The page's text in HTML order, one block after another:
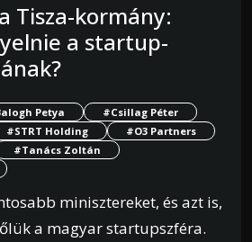
Tisza-kormány:
a startup-
Petya
#Csillag Péter
#STRT Holding
#O3 Partners
#Tanács Zoltán
minisztereket, és azt is,
a magyar startupszféra.